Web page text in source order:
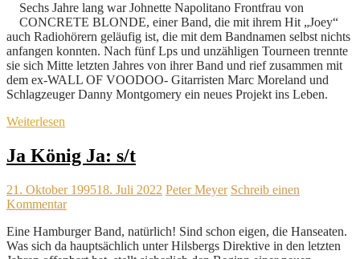
Sechs Jahre lang war Johnette Napolitano Frontfrau von
CONCRETE BLONDE, einer Band, die mit ihrem Hit „Joey“
auch Radiohörern geläufig ist, die mit dem Bandnamen selbst nichts
anfangen konnten. Nach fünf Lps und unzähligen Tourneen trennte
sie sich Mitte letzten Jahres von ihrer Band und rief zusammen mit
dem ex-WALL OF VOODOO- Gitarristen Marc Moreland und
Schlagzeuger Danny Montgomery ein neues Projekt ins Leben.
Weiterlesen
Ja König Ja: s/t
21. Oktober 199518. Juli 2022 Peter Meyer Schreib einen
Kommentar
Eine Hamburger Band, natürlich! Sind schon eigen, die Hanseaten.
Was sich da hauptsächlich unter Hilsbergs Direktive in den letzten